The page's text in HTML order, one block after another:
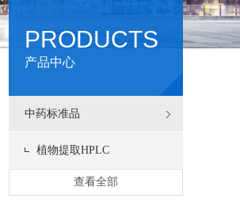
PRODUCTS
产品中心
中药标准品
植物提取HPLC
查看全部